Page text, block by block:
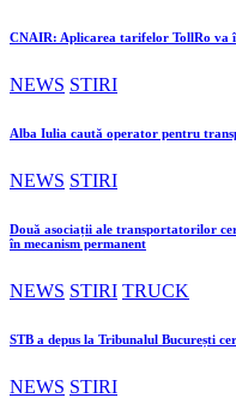
CNAIR: Aplicarea tarifelor TollRo va
NEWS STIRI
Alba Iulia caută operator pentru
NEWS STIRI
Două asociații ale transportatorilor
în mecanism permanent
NEWS STIRI TRUCK
STB a depus la Tribunalul București
NEWS STIRI